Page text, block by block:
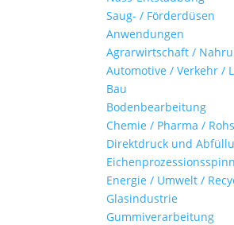
Saug- / Förderdüsen
Anwendungen
Agrarwirtschaft /
Automotive / Verkehr /
Bau
Bodenbearbeitung
Chemie / Pharma /
Direktdruck und
Energie / Umwelt /
Glasindustrie
Gummiverarbeitung